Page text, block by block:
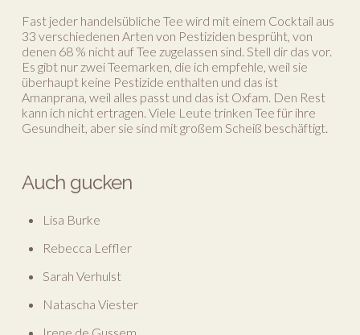
Fast jeder handelsübliche Tee wird mit einem Cocktail aus
33 verschiedenen Arten von Pestiziden besprüht, von
denen 68 % nicht auf Tee zugelassen sind. Stell dir das vor.
Es gibt nur zwei Teemarken, die ich empfehle, weil sie
überhaupt keine Pestizide enthalten und das ist
Amanprana, weil alles passt und das ist Oxfam. Den Rest
kann ich nicht ertragen. Viele Leute trinken Tee für ihre
Gesundheit, aber sie sind mit großem Scheiß beschäftigt.
Auch gucken
Lisa Burke
Rebecca Leffler
Sarah Verhulst
Natascha Viester